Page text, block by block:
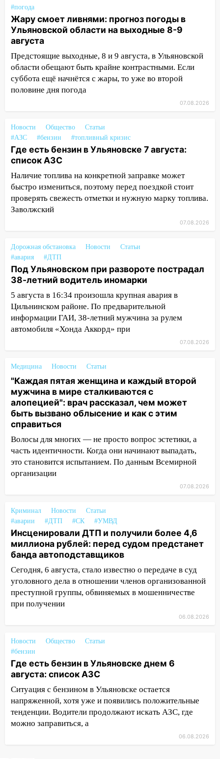
12:00
Где есть бензин в Ульяновске 7
августа: список АЗС
11:50 Заснул рядом с ребёнком и
случайно задушил его: суд вынес
приговор
11:38 В Ленинском районе пожар
полностью уничтожил дачный дом и
11:38
В Госдуме предложили отменить
ЕГЭ с 2027 года
11:25 В Ульяновске ИИ будет выявлять
нарушителей на контейнерных
площадках
11:20 Ульяновская шахматистка
Валерия Клейменова выиграла два
доску декабристу Кондратию Рылееву
10:40
В Ульяновске спасатели ночью
нашли потерявшегося в заброшенных
садах 79-летнего мужчину
10:26 На нескольких улицах Ульяновска
временно отключили холодную воду
10:14 В Ульяновске двоих участников
09:52
соседними Татарстаном и Саратовской
областью
09:41 Диана Шурыгина уверовала в
Бога в СИЗО
09:35 В Ульяновске директора фирмы
будут судить за неуплату налогов на 48
млн рублей
08:22
07:20
Жара возвращается: ожидается
знойный и сухой четверг
06:00 Под Ульяновском при развороте
пострадал 38-летний водитель
иномарки
05:00 «Каждая пятая женщина и каждый
второй мужчина в мире сталкиваются с
алопецией»: врач рассказал, чем может
быть вызвано облысение и как с этим
03:30
Гороскоп на 7 августа: пятница
принесет прилив творческой энергии и
отличные шансы исправить старые
ошибки
06.08.2026
23:20 Прогноз погоды на 7 августа в
Ульяновской области
Ульяновцев приглашают на забег,
#погода
Жару смоет ливнями: прогноз погоды в
Ульяновской области на выходные 8-9
августа
Предстоящие выходные, 8 и 9 августа, в Ульяновской
области обещают быть крайне контрастными. Если
суббота ещё начнётся с жары, то уже во второй
половине дня погода
07.08.2026
Новости Общество
Статьи
#АЗС
#бензин #топливный кризис
Где есть бензин в Ульяновске 7 августа:
список АЗС
Наличие топлива на конкретной заправке может
быстро измениться, поэтому перед поездкой стоит
проверять свежесть отметки и нужную марку топлива.
Заволжский
07.08.2026
Дорожная обстановка Новости
Статьи
#авария
#ДТП
Под Ульяновском при развороте пострадал
38-летний водитель иномарки
5 августа в 16:34 произошла крупная авария в
Цильнинском районе. По предварительной
информации ГАИ, 38-летний мужчина за рулем
автомобиля «Хонда Аккорд» при
07.08.2026
Медицина Новости Статьи
"Каждая пятая женщина и каждый второй
мужчина в мире сталкиваются с
алопецией": врач рассказал, чем может
быть вызвано облысение и как с этим
справиться
Волосы для многих — не просто вопрос эстетики, а
часть идентичности. Когда они начинают выпадать,
это становится испытанием. По данным Всемирной
организации
07.08.2026
Криминал Новости
Статьи
#аварии
#ДТП #СК #УМВД
Инсценировали ДТП и получили более 4,6
миллиона рублей: перед судом предстанет
банда автоподставщиков
Сегодня, 6 августа, стало известно о передаче в суд
уголовного дела в отношении членов организованной
преступной группы, обвиняемых в мошенничестве
при получении
06.08.2026
Новости Общество
Статьи
#бензин
Где есть бензин в Ульяновске днем 6
августа: список АЗС
Ситуация с бензином в Ульяновске остается
напряженной, хотя уже и появились положительные
тенденции. Водители продолжают искать АЗС, где
можно заправиться, а
06.08.2026